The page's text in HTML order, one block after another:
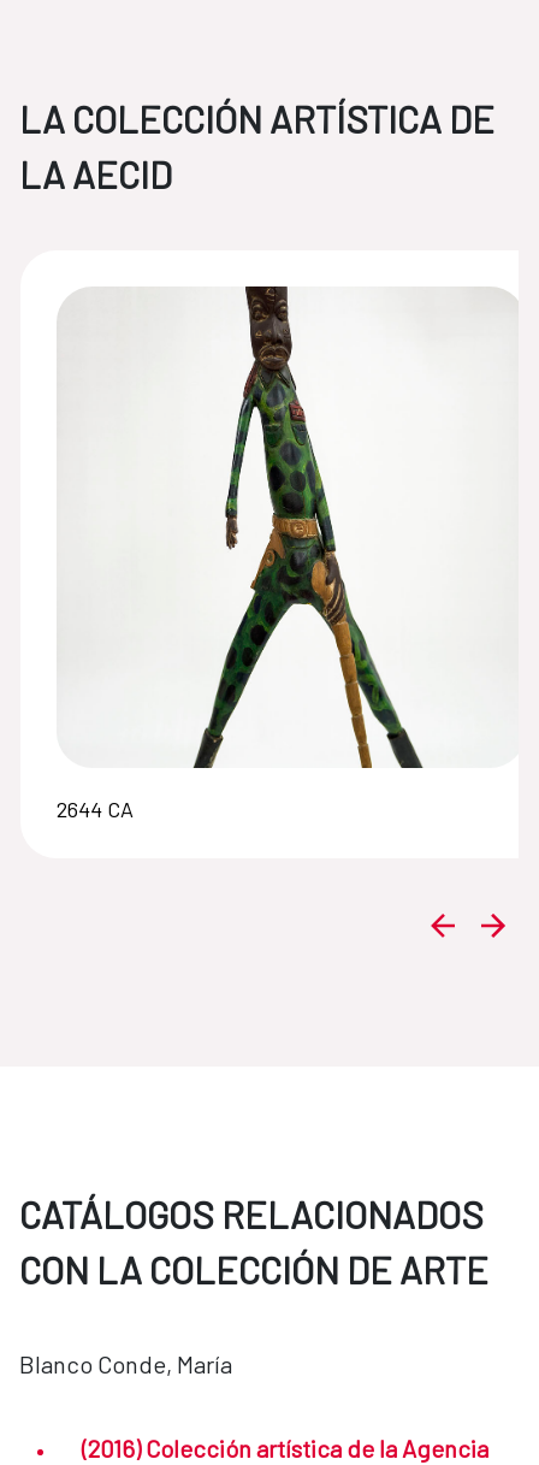
LA COLECCIÓN ARTÍSTICA DE
LA AECID
2644 CA
CATÁLOGOS RELACIONADOS
CON LA COLECCIÓN DE ARTE
Blanco Conde, María
(2016) Colección artística de la Agencia